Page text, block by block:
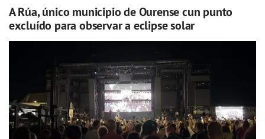
A Rúa, único municipio de Ourense cun punto
excluído para observar a eclipse solar